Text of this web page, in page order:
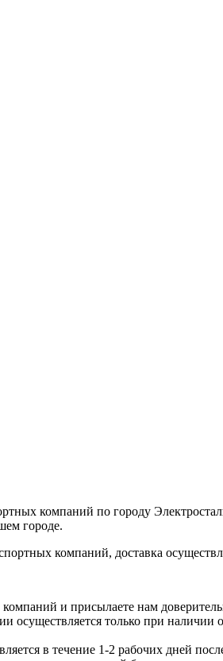
компаний по городу
городе.
компаний, доставка
и присылаете нам
осуществляется только при наличии
в течение 1-2 рабочих дней